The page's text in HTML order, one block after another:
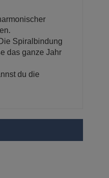
Spiralbindung
das ganze Jahr
du die